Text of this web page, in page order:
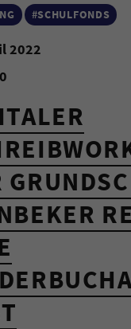
#SCHULFONDS
2022